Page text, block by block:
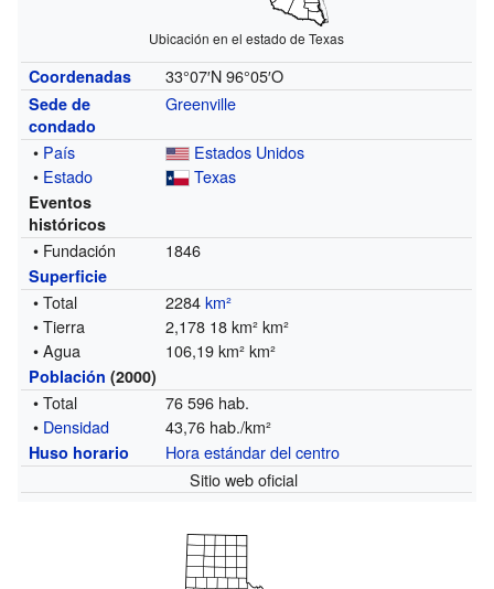
Ubicación en el estado de Texas
Coordenadas 33°07′N 96°05′O
Sede de
condado
Greenville
• País
Estados Unidos
• Estado Texas
Eventos
históricos
• Fundación 1846
Superficie
• Total 2284km²
• Tierra
2,178 18 km² km²
• Agua
106,19 km² km²
Población (2000)
• Total
76 596 hab.
• Densidad 43,76 hab./km²
Huso horario
Hora estándar del centro
Sitio web oficial